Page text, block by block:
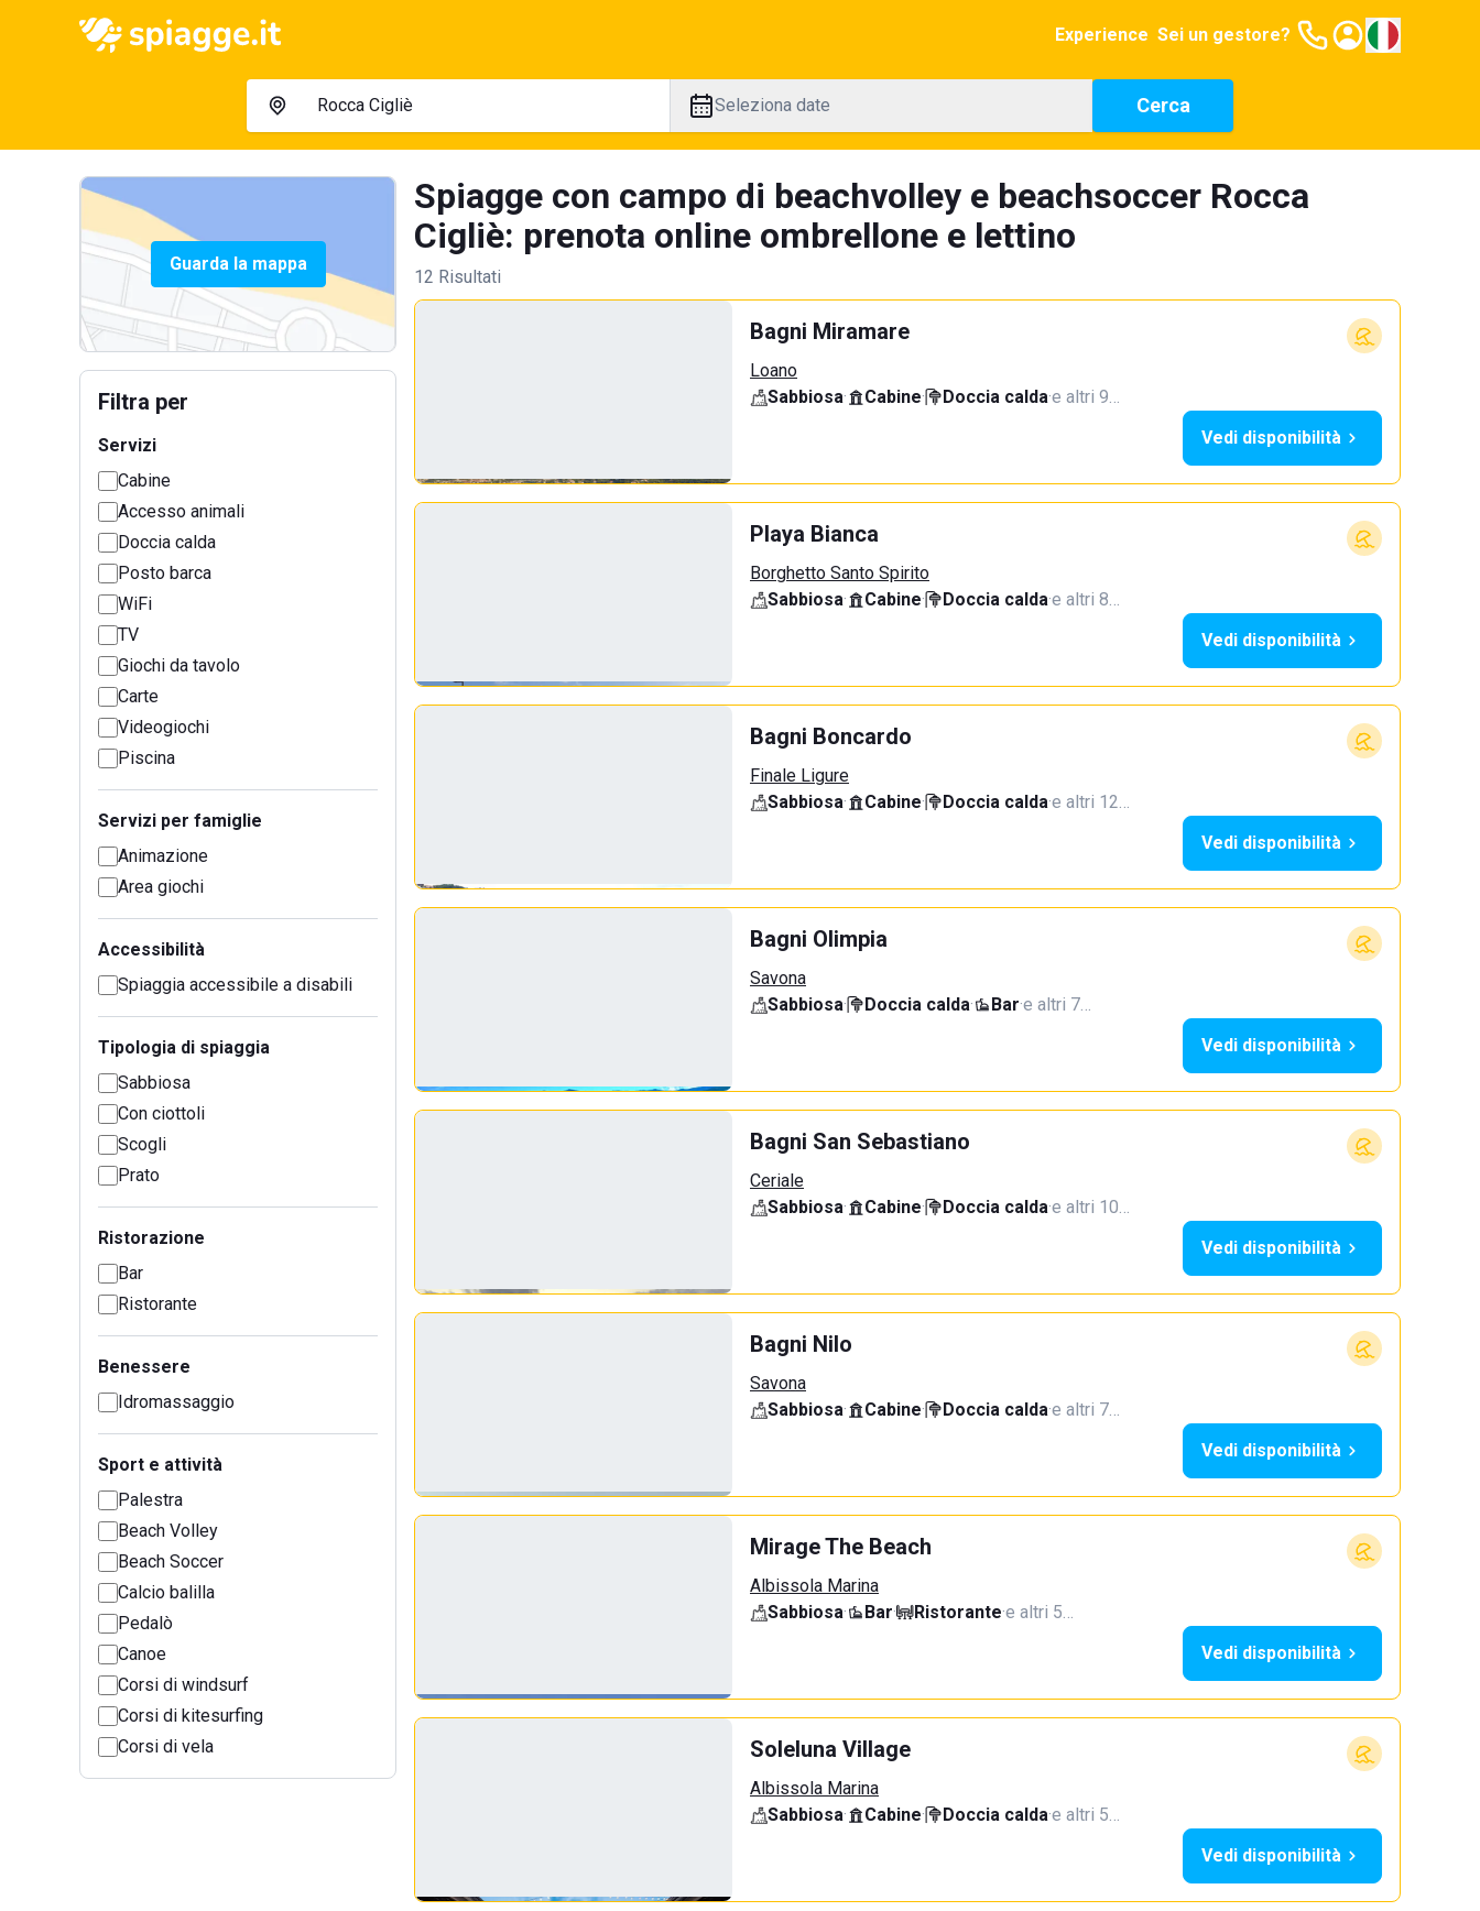
Experience Sei un gestore?
Seleziona date Cerca
Guarda la mappa
Filtra per
Servizi
Cabine
Accesso animali
Doccia calda
Posto barca
WiFi
TV
Giochi da tavolo
Carte
Videogiochi
Piscina
Servizi per famiglie
Animazione
Area giochi
Accessibilità
Spiaggia accessibile a disabili
Tipologia di spiaggia
Sabbiosa
Con ciottoli
Scogli
Prato
Ristorazione
Bar
Ristorante
Benessere
Idromassaggio
Sport e attività
Palestra
Beach Volley
Beach Soccer
Calcio balilla
Pedalò
Canoe
Corsi di windsurf
Corsi di kitesurfing
Corsi di vela
Spiagge con campo di beachvolley e beachsoccer Rocca
Cigliè: prenota online ombrellone e lettino
12 Risultati
Bagni Miramare
Loano
Sabbiosa· Cabine· Doccia calda·e altri 9…
Vedi disponibilità
Playa Bianca
Borghetto Santo Spirito
Sabbiosa· Cabine· Doccia calda·e altri 8…
Vedi disponibilità
Bagni Boncardo
Finale Ligure
Sabbiosa· Cabine· Doccia calda·e altri 12…
Vedi disponibilità
Bagni Olimpia
Savona
Sabbiosa· Doccia calda· Bar·e altri 7…
Vedi disponibilità
Bagni San Sebastiano
Ceriale
Sabbiosa· Cabine· Doccia calda·e altri 10…
Vedi disponibilità
Bagni Nilo
Savona
Sabbiosa· Cabine· Doccia calda·e altri 7…
Vedi disponibilità
Mirage The Beach
Albissola Marina
Sabbiosa· Bar· Ristorante·e altri 5…
Vedi disponibilità
Soleluna Village
Albissola Marina
Sabbiosa· Cabine· Doccia calda·e altri 5…
Vedi disponibilità